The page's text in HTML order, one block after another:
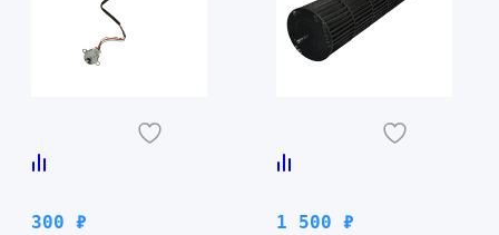
300 ₽ 1 500 ₽